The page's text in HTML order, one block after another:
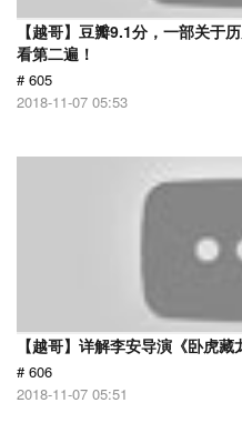
【越哥】豆瓣9.1分，一部关于
看第二遍！
# 605
2018-11-07 05:53
【越哥】详解李安导演《卧虎
# 606
2018-11-07 05:51